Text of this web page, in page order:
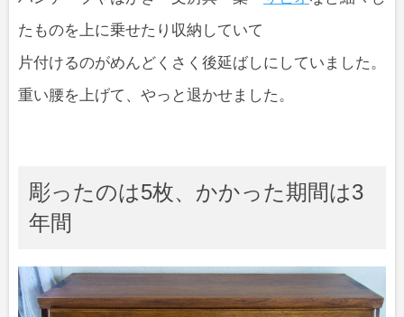
たものを上に乗せたり収納していて
片付けるのがめんどくさく後延ばしにしていました。
重い腰を上げて、やっと退かせました。
彫ったのは5枚、かかった期間は3
年間